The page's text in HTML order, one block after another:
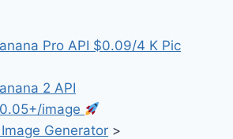
Pro API $0.09/4 K Pic
2 API
image
Generator >